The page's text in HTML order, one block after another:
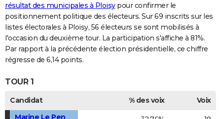
résultat des municipales à Ploisypour confirmer le
positionnement politique des électeurs. Sur 69 inscrits sur les
listes électorales à Ploisy, 56 électeurs se sont mobilisés à
l'occasion du deuxième tour. La participation s'affiche à 81%.
Par rapport à la précédente élection présidentielle, ce chiffre
régresse de 6,14 points.
TOUR 1
Candidat % des voix
Voix
Marine Le Pen